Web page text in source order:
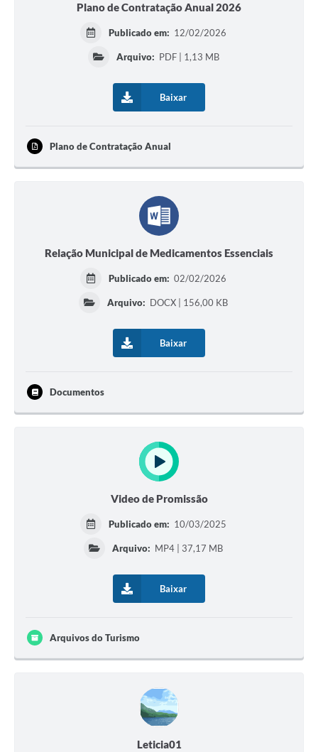
Orçamento Participativo 2026
Lançadoria
Secretarias
Contato
Plano de Contratação Anual 2026
Publicado em: 12/02/2026
Arquivo: PDF | 1,13 MB
Baixar
Plano de Contratação Anual
Relação Municipal de Medicamentos Essenciais
Publicado em: 02/02/2026
Arquivo: DOCX | 156,00 KB
Baixar
Documentos
Video de Promissão
Publicado em: 10/03/2025
Arquivo: MP4 | 37,17 MB
Baixar
Arquivos do Turismo
Leticia01